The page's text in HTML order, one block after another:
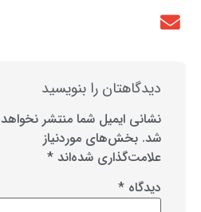
دیدگاهتان را بنویسید
نشانی ایمیل شما منتشر نخواهد
شد. بخش‌های موردنیاز
علامت‌گذاری شده‌اند *
دیدگاه *